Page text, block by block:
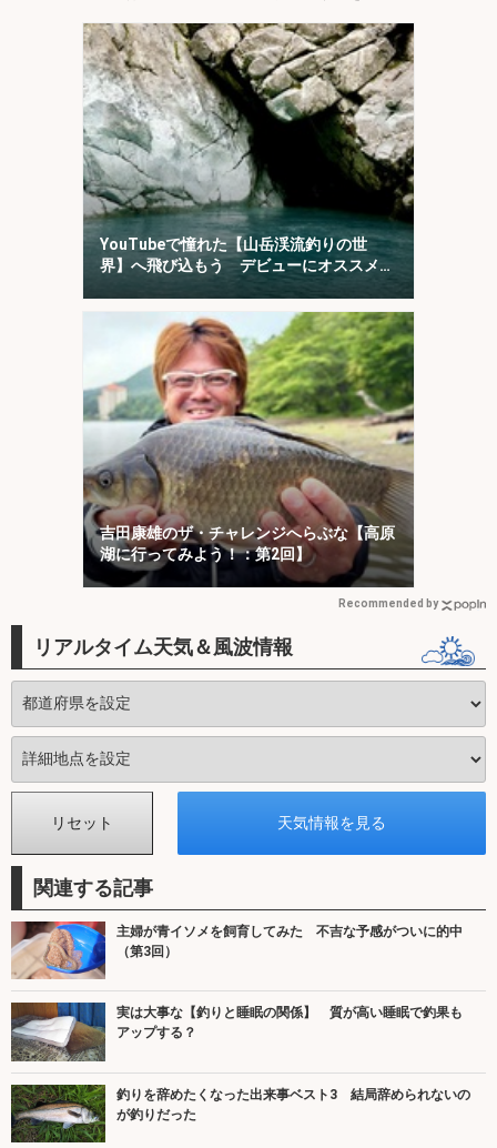
YouTubeで憧れた【山岳渓流釣りの世
界】へ飛び込もう デビューにオススメの
吉田康雄のザ・チャレンジへらぶな【高原
湖に行ってみよう！：第2回】
Recommended by
リアルタイム天気＆風波情報
関連する記事
主婦が青イソメを飼育してみた 不吉な予感がついに的中
（第3回）
実は大事な【釣りと睡眠の関係】 質が高い睡眠で釣果も
アップする？
釣りを辞めたくなった出来事ベスト3 結局辞められないの
が釣りだった